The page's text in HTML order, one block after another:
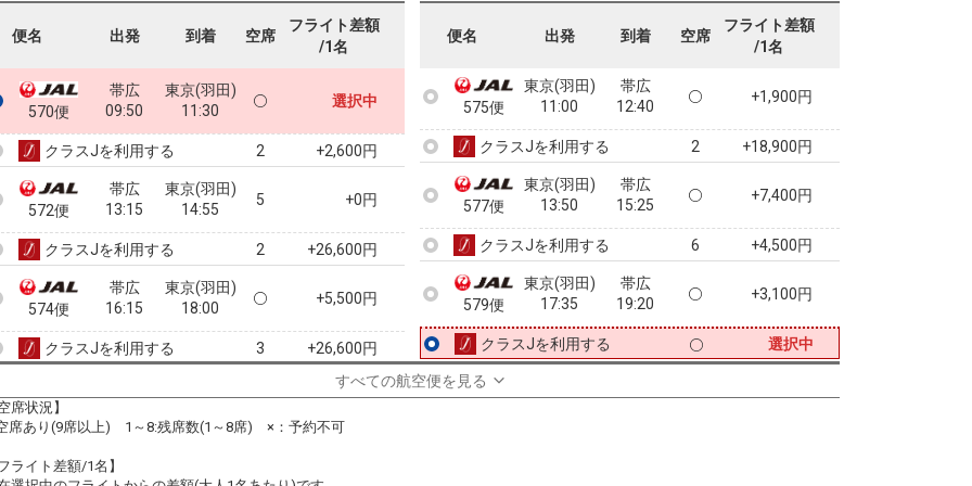
便名 出発 到着 空席
フライト差額
/1名
570便
帯広
09:50
東京(羽田)
11:30
選択中
クラスJを利用する 2 +2,600円
572便
帯広
13:15
東京(羽田)
14:55
5 +0円
クラスJを利用する 2 +26,600円
574便
帯広
16:15
東京(羽田)
18:00
+5,500円
クラスJを利用する 3 +26,600円
576便
+0円
便名 出発 到着 空席
フライト差額
/1名
573便 07:45 09:15
クラスJを利用する 2 +3,300円
575便
東京(羽田)
11:00
帯広
12:40
+1,900円
クラスJを利用する 2 +18,900円
577便
東京(羽田)
13:50
帯広
15:25
+7,400円
クラスJを利用する 6 +4,500円
579便
東京(羽田)
17:35
帯広
19:20
+3,100円
クラスJを利用する 選択中
すべての航空便を見る
席状況】
席あり(9席以上) 1～8:残席数(1～8席) ×：予約不可
ライト差額/1名】